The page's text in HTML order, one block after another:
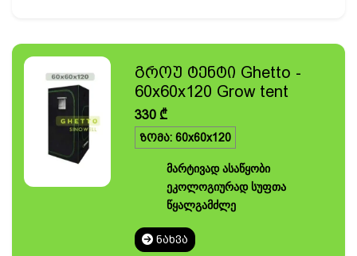
გროუ ტენტი Ghetto -
60x60x120 Grow tent
330₾
ზომა: 60x60x120
მარტივად ასაწყობი
ეკოლოგიურად სუფთა
წყალგამძლე
ᲜᲐᲮᲕᲐ